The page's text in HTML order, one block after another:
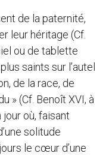
de la paternité,
leur héritage (Cf.
ou de tablette
saints sur l’autel
de la race, de
» (Cf. Benoît XVI, à
où, faisant
solitude
le cœur d’une